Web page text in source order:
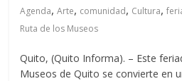
Agenda,Arte, comunidad, Cultura,
Ruta de los Museos
Quito, (Quito Informa). – Este
Museos de Quito se convierte en